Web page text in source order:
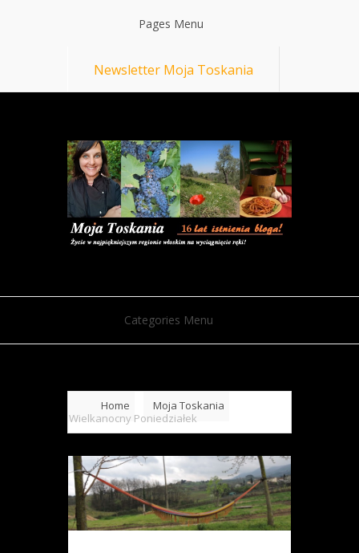
Pages Menu
Newsletter Moja Toskania
Categories Menu
Home
Moja Toskania
Wielkanocny Poniedziałek